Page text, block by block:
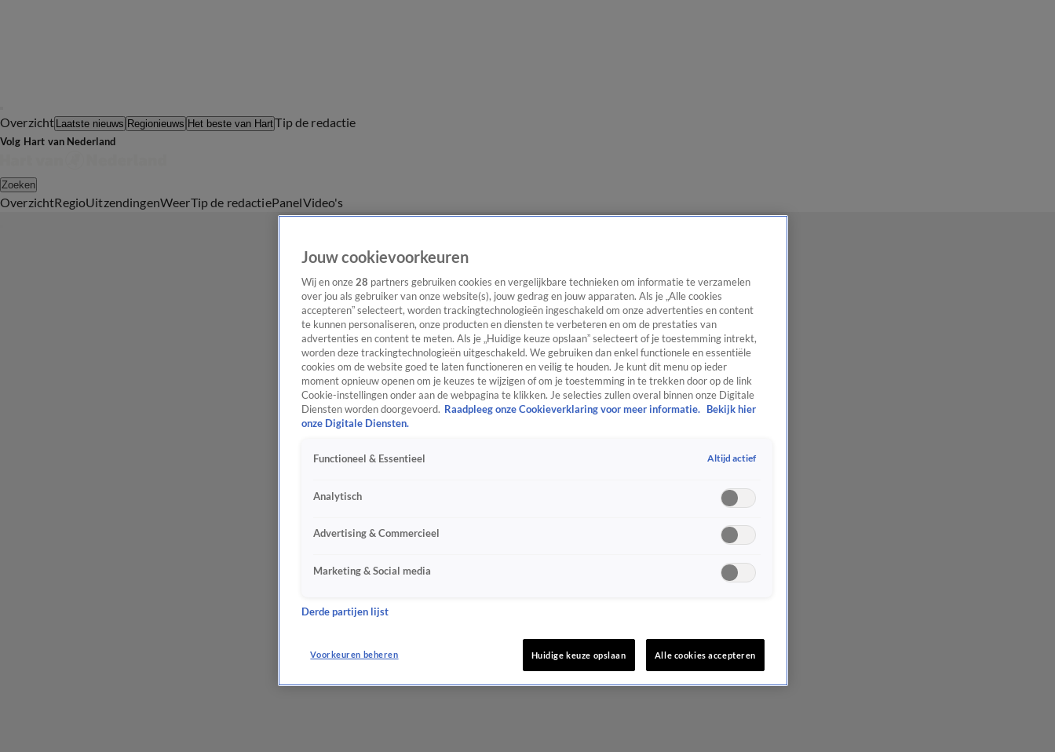
Overzicht Laatste nieuws Regionieuws Het beste van HartTip de redactie
Volg Hart van Nederland
Zoeken
OverzichtRegioUitzendingenWeerTip de redactiePanelVideo's
Jouw cookievoorkeuren
Wij en onze 28 partners gebruiken cookies en vergelijkbare technieken om informatie te verzamelen
over jou als gebruiker van onze website(s), jouw gedrag en jouw apparaten. Als je „Alle cookies
accepteren” selecteert, worden trackingtechnologieën ingeschakeld om onze advertenties en content
te kunnen personaliseren, onze producten en diensten te verbeteren en om de prestaties van
advertenties en content te meten. Als je „Huidige keuze opslaan” selecteert of je toestemming intrekt,
worden deze trackingtechnologieën uitgeschakeld. We gebruiken dan enkel functionele en essentiële
cookies om de website goed te laten functioneren en veilig te houden. Je kunt dit menu op ieder
moment opnieuw openen om je keuzes te wijzigen of om je toestemming in te trekken door op de link
Cookie-instellingen onder aan de webpagina te klikken. Je selecties zullen overal binnen onze Digitale
Diensten worden doorgevoerd. Raadpleeg onze Cookieverklaring voor meer informatie.
Bekijk hier
onze Digitale Diensten.
Functioneel & Essentieel Altijd actief
Analytisch
Advertising & Commercieel
Marketing & Social media
Derde partijen lijst
Voorkeuren beheren Huidige keuze opslaan Alle cookies accepteren